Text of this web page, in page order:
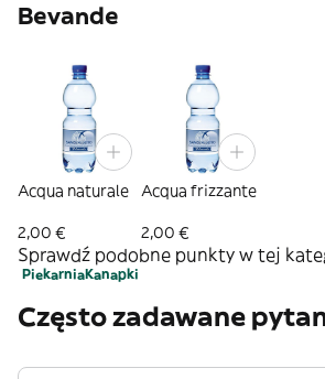
Bevande
Acqua naturale
2,00 €
Acqua frizzante
2,00 €
Sprawdź podobne punkty w tej
PiekarniaKanapki
Często zadawane